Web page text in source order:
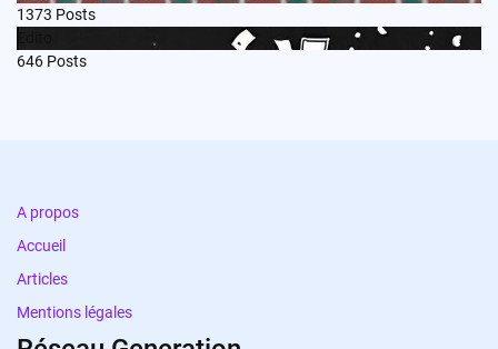
1373 Posts
646 Posts
A propos
Accueil
Articles
Mentions légales